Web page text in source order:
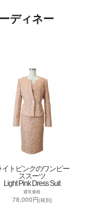
ディネー
イトピンクのワンピー
ススーツ
Light Pink Dress Suit
通常価格
78,000円(税別)